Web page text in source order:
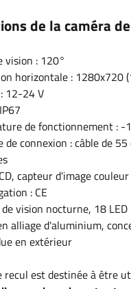
de la caméra
vision : 120°
horizontale : 1280x720
12-24 V
de fonctionnement : -
de connexion : câble de
capteur d'image
: CE
vision nocturne, 18 LED
alliage d'aluminium,
en extérieur
recul est destinée à être